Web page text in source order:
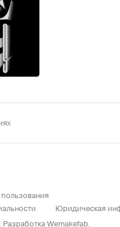
РазработкаWemakefab.
Юридическая